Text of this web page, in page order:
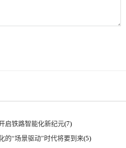
启铁路智能化新纪元(7)
的“场景驱动”时代将要到来(5)